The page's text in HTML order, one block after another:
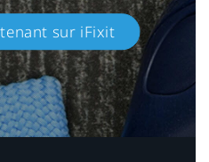
sur iFixit​